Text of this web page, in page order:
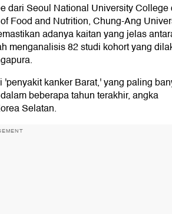
dari Seoul National University College
Food and Nutrition, Chung-Ang
adanya kaitan yang jelas
menganalisis 82 studi kohort yang
kanker Barat,' yang paling
beberapa tahun terakhir, angka
Selatan.